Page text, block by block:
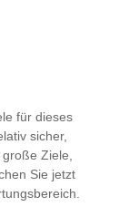
für dieses
sicher,
Ziele,
Sie jetzt